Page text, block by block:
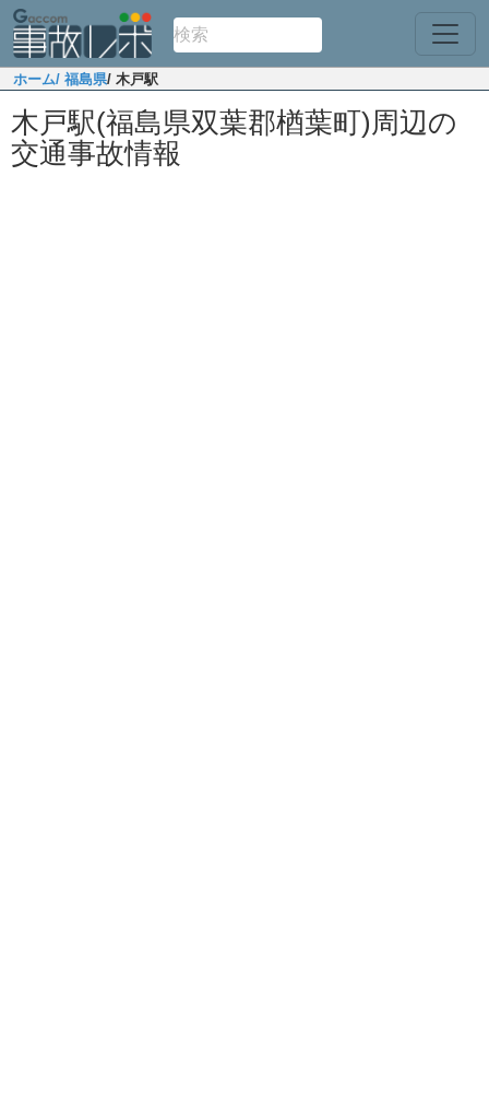
ホーム/ 福島県/ 木戸駅
木戸駅(福島県双葉郡楢葉町)周辺の
交通事故情報